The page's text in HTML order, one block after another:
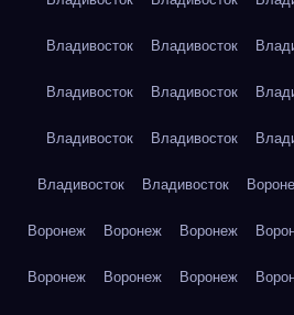
Владивосток Владивосток
Владивосток Владивосток
Владивосток Владивосток
Владивосток Владивосток
Воронеж Воронеж Воронеж
Воронеж Воронеж Воронеж